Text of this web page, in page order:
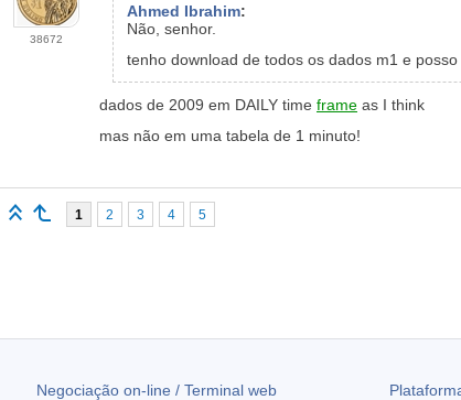
38672
Ahmed Ibrahim:
Não, senhor.
tenho download de todos os dados m1 e
dados de 2009 em DAILY time frame as I think
mas não em uma tabela de 1 minuto!
1 2 3 4 5
Negociação on-line / Terminal web